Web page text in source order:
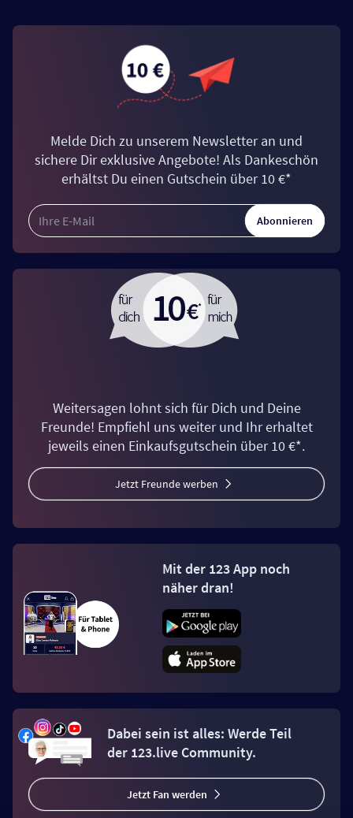
Melde Dich zu unserem Newsletter an und
sichere Dir exklusive Angebote! Als Dankeschön
erhältst Du einen Gutschein über 10 €*
Abonnieren
Weitersagen lohnt sich für Dich und Deine
Freunde! Empfiehl uns weiter und Ihr erhaltet
jeweils einen Einkaufsgutschein über 10 €*.
Jetzt Freunde werben
Mit der 123 App noch
näher dran!
Dabei sein ist alles: Werde Teil
der 123.live Community.
Jetzt Fan werden